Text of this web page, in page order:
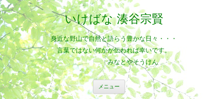
いけばな 湊谷宗賢
身近な野山で自然と語らう豊かな日々・・・
言葉ではない何かが伝われば幸いです。
みなとやそうけん
メニュー
コ
ン
テ